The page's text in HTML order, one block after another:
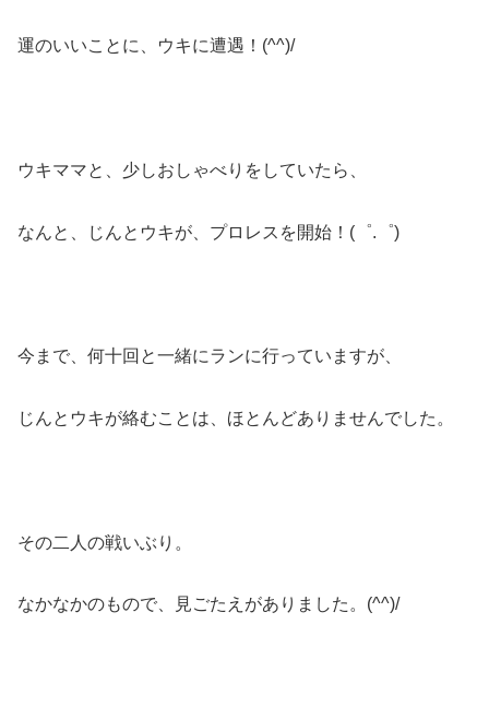
運のいいことに、ウキに遭遇！(^^)/
ウキママと、少しおしゃべりをしていたら、
なんと、じんとウキが、プロレスを開始！(゜.゜)
今まで、何十回と一緒にランに行っていますが、
じんとウキが絡むことは、ほとんどありませんでした。
その二人の戦いぶり。
なかなかのもので、見ごたえがありました。(^^)/